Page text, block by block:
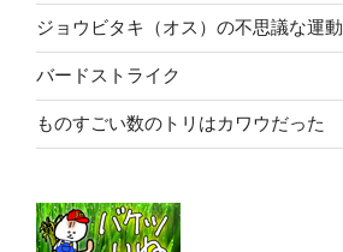
ジョウビタキ（オス）の不思議な運動
バードストライク
ものすごい数のトリはカワウだった